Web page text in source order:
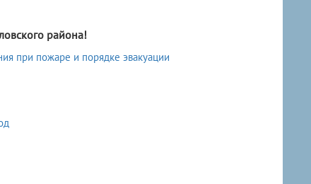
района!
при пожаре и порядке эвакуации